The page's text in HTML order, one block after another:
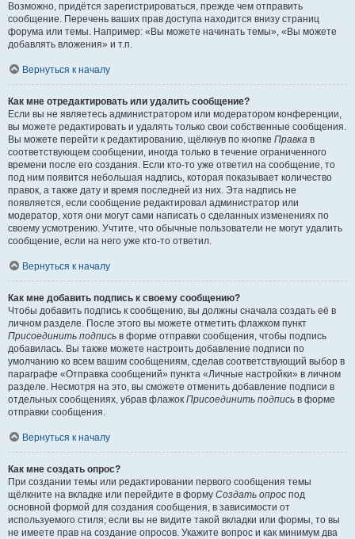
Возможно, придётся зарегистрироваться, прежде чем отправить
сообщение. Перечень ваших прав доступа находится внизу страниц
форума или темы. Например: «Вы можете начинать темы», «Вы можете
добавлять вложения» и т.п.
Вернуться к началу
Как мне отредактировать или удалить сообщение?
Если вы не являетесь администратором или модератором конференции,
вы можете редактировать и удалять только свои собственные сообщения.
Вы можете перейти к редактированию, щёлкнув по кнопке Правка в
соответствующем сообщении, иногда только в течение ограниченного
времени после его создания. Если кто-то уже ответил на сообщение, то
под ним появится небольшая надпись, которая показывает количество
правок, а также дату и время последней из них. Эта надпись не
появляется, если сообщение редактировал администратор или
модератор, хотя они могут сами написать о сделанных изменениях по
своему усмотрению. Учтите, что обычные пользователи не могут удалить
сообщение, если на него уже кто-то ответил.
Вернуться к началу
Как мне добавить подпись к своему сообщению?
Чтобы добавить подпись к сообщению, вы должны сначала создать её в
личном разделе. После этого вы можете отметить флажком пункт
Присоединить подпись в форме отправки сообщения, чтобы подпись
добавилась. Вы также можете настроить добавление подписи по
умолчанию ко всем вашим сообщениям, сделав соответствующий выбор в
параграфе «Отправка сообщений» пункта «Личные настройки» в личном
разделе. Несмотря на это, вы сможете отменить добавление подписи в
отдельных сообщениях, убрав флажок Присоединить подпись в форме
отправки сообщения.
Вернуться к началу
Как мне создать опрос?
При создании темы или редактировании первого сообщения темы
щёлкните на вкладке или перейдите в форму Создать опрос под
основной формой для создания сообщения, в зависимости от
используемого стиля; если вы не видите такой вкладки или формы, то вы
не имеете прав на создание опросов. Укажите вопрос и как минимум два